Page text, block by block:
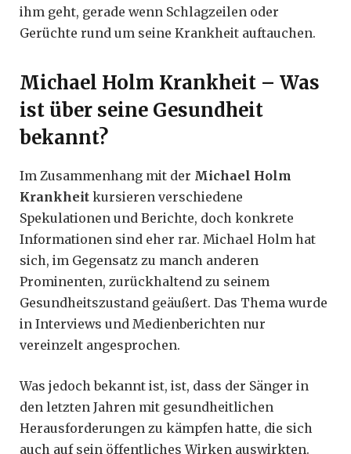
ihm geht, gerade wenn Schlagzeilen oder
Gerüchte rund um seine Krankheit auftauchen.
Michael Holm Krankheit – Was
ist über seine Gesundheit
bekannt?
Im Zusammenhang mit der Michael Holm
Krankheit kursieren verschiedene
Spekulationen und Berichte, doch konkrete
Informationen sind eher rar. Michael Holm hat
sich, im Gegensatz zu manch anderen
Prominenten, zurückhaltend zu seinem
Gesundheitszustand geäußert. Das Thema wurde
in Interviews und Medienberichten nur
vereinzelt angesprochen.
Was jedoch bekannt ist, ist, dass der Sänger in
den letzten Jahren mit gesundheitlichen
Herausforderungen zu kämpfen hatte, die sich
auch auf sein öffentliches Wirken auswirkten.